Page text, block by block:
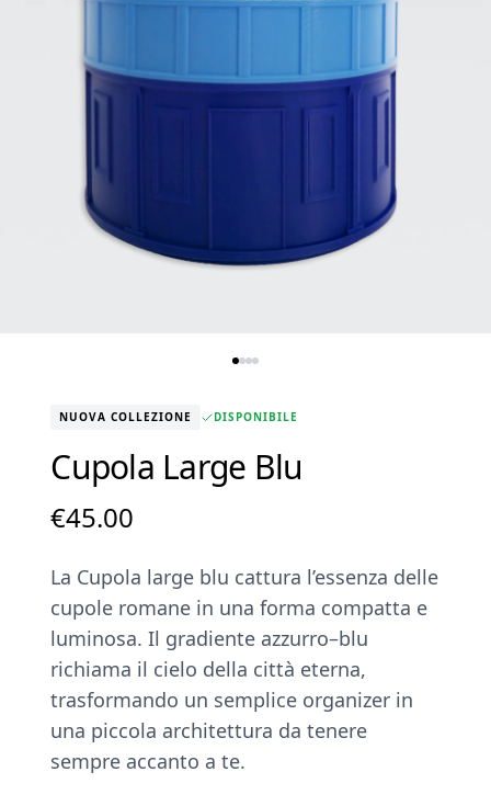
NUOVA COLLEZIONE DISPONIBILE
Cupola Large Blu
€45.00
La Cupola large blu cattura l’essenza delle
cupole romane in una forma compatta e
luminosa. Il gradiente azzurro–blu
richiama il cielo della città eterna,
trasformando un semplice organizer in
una piccola architettura da tenere
sempre accanto a te.